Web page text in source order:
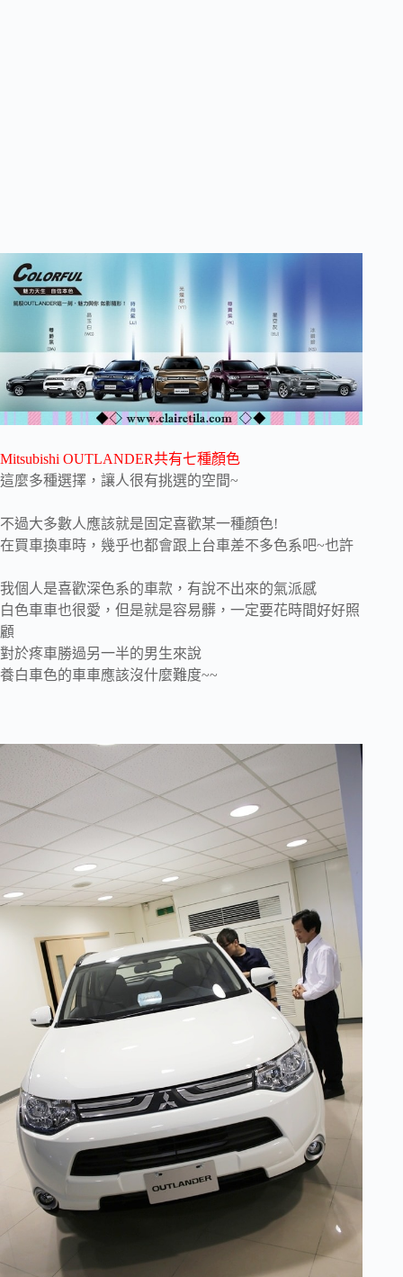
Mitsubishi OUTLANDER共有七種顏色
這麼多種選擇，讓人很有挑選的空間~
不過大多數人應該就是固定喜歡某一種顏色!
在買車換車時，幾乎也都會跟上台車差不多色系吧~也許
我個人是喜歡深色系的車款，有說不出來的氣派感
白色車車也很愛，但是就是容易髒，一定要花時間好好照
顧
對於疼車勝過另一半的男生來說
養白車色的車車應該沒什麼難度~~